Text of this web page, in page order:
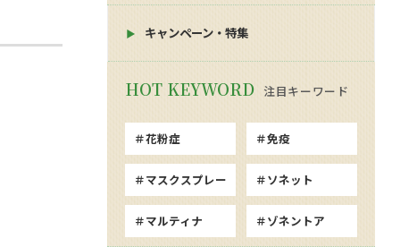
キャンペーン・特集
注目キーワード
花粉症 免疫
マスクスプレー ソネット
マルティナ ゾネントア